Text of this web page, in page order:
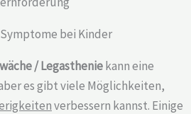
bei Kinder
/ Legastheniekann eine
es gibt viele Möglichkeiten,
verbessern kannst. Einige